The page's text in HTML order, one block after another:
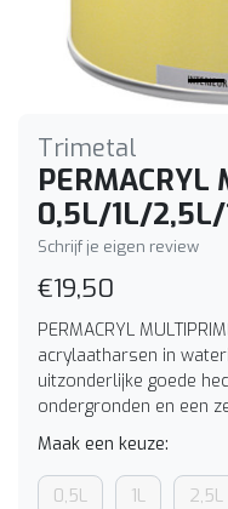
Trimetal
PERMACRYL
0,5L/1L/2,5L/
Schrijf je eigen review
€19,50
PERMACRYL
acrylaatharsen in
uitzonderlijke goede
ondergronden en een
Maak een keuze:
0,5L 1L 2,5L